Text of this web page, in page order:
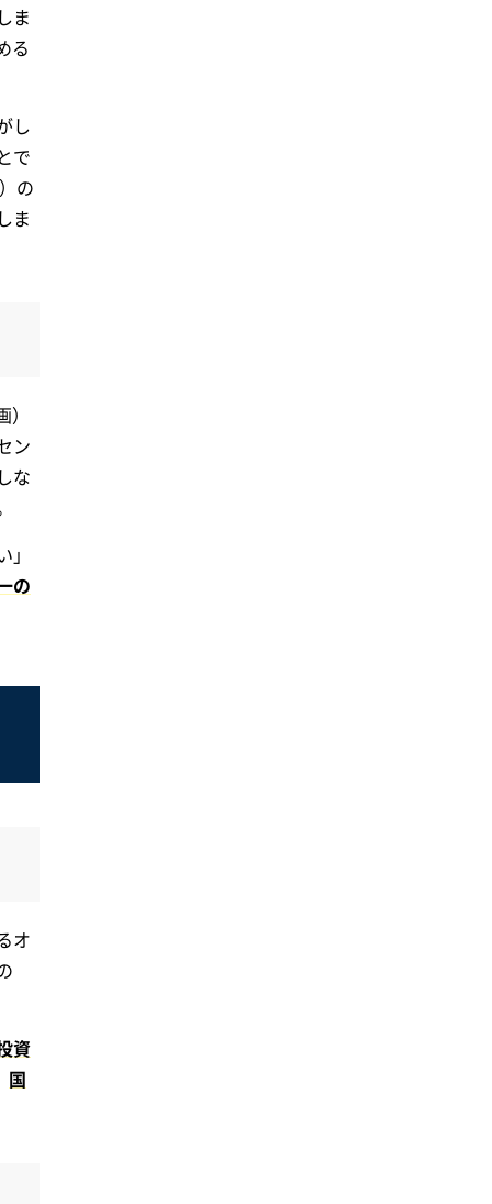
ま
る
し
で
の
ま
ン
な
の
オ
資
国